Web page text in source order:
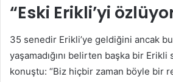
“Eski Erikli’yi
35 senedir Erikli’ye geldiğini ancak
yaşamadığını belirten başka bir
konuştu: “Biz hiçbir zaman böyle bir